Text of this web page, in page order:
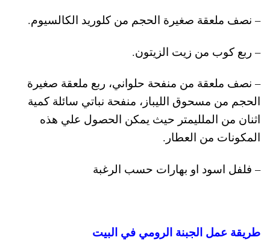
– نصف ملعقة صغيرة الحجم من كلوريد الكالسيوم.
– ربع كوب من زيت الزيتون.
– نصف ملعقة من منفحة حلواني، ربع ملعقة صغيرة
الحجم من مسحوق الليباز، منفحة نباتي سائلة كمية
اثنان من الملليمتر حيث يمكن الحصول علي هذه
المكونات من العطار.
– فلفل اسود او بهارات حسب الرغبة
طريقة عمل الجبنة الرومي في البيت